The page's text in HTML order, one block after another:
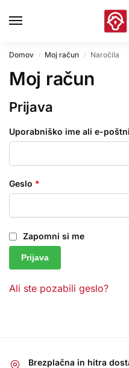
Domov / Moj račun / Naročila
Moj račun
Prijava
Uporabniško ime ali e-
Geslo *
Zapomni si me
Prijava
Ali ste pozabili geslo?
Brezplačna in hitra